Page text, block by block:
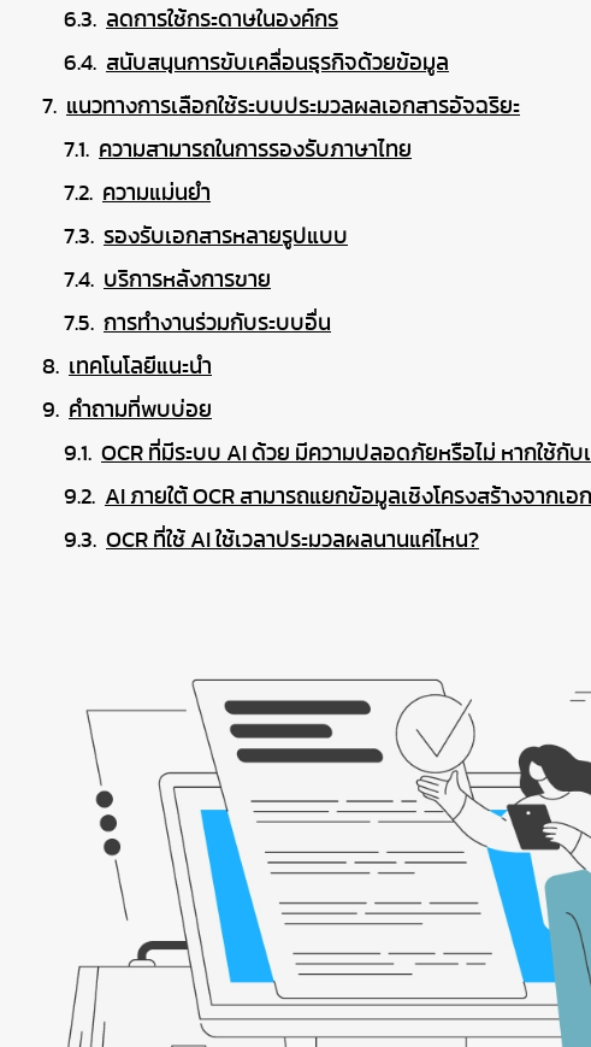
ลดการใช้กระดาษในองค์กร
สนับสนุนการขับเคลื่อนธุรกิจด้วยข้อมูล
แนวทางการเลือกใช้ระบบประมวลผลเอกสารอัจฉริยะ
ความสามารถในการรองรับภาษาไทย
ความแม่นยำ
รองรับเอกสารหลายรูปแบบ
บริการหลังการขาย
การทำงานร่วมกับระบบอื่น
เทคโนโลยีแนะนำ
คำถามที่พบบ่อย
OCR ที่มีระบบ AI ด้วย มีความปลอดภัยหรือไม่ หากใช้กั
AI ภายใต้ OCR สามารถแยกข้อมูลเชิงโครงสร้างจากเอ
OCR ที่ใช้ AI ใช้เวลาประมวลผลนานแค่ไหน?